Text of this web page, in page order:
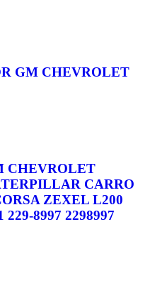
GM CHEVROLET
CHEVROLET
CARRO
ZEXEL L200
8997 2298997